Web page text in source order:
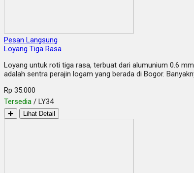
Pesan Langsung
Loyang Tiga Rasa
Loyang untuk roti tiga rasa, terbuat dari alumunium 0.6
adalah sentra perajin logam yang berada di Bogor.
Rp 35.000
Tersedia / LY34
✚ Lihat Detail